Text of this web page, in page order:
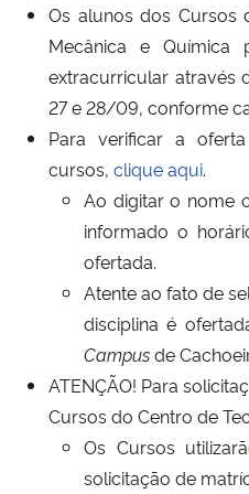
Ministério do Desenvolvimento
Controladoria-Geral da União
Ministério da Mulher, da Família e dos
Secretaria-Geral
Gabinete de Segurança Institucional
Advocacia-Geral da União
Banco Central do Brasil
Os alunos dos Cursos
Mecânica e Química
extracurricular através
27 e 28/09, conforme
Para verificar a
cursos, clique aqui.
Ao digitar o nome
informado o
ofertada.
Atente ao fato de
disciplina é
Campusde
ATENÇÃO! Para
Cursos do Centro de
Os Cursos
solicitação de